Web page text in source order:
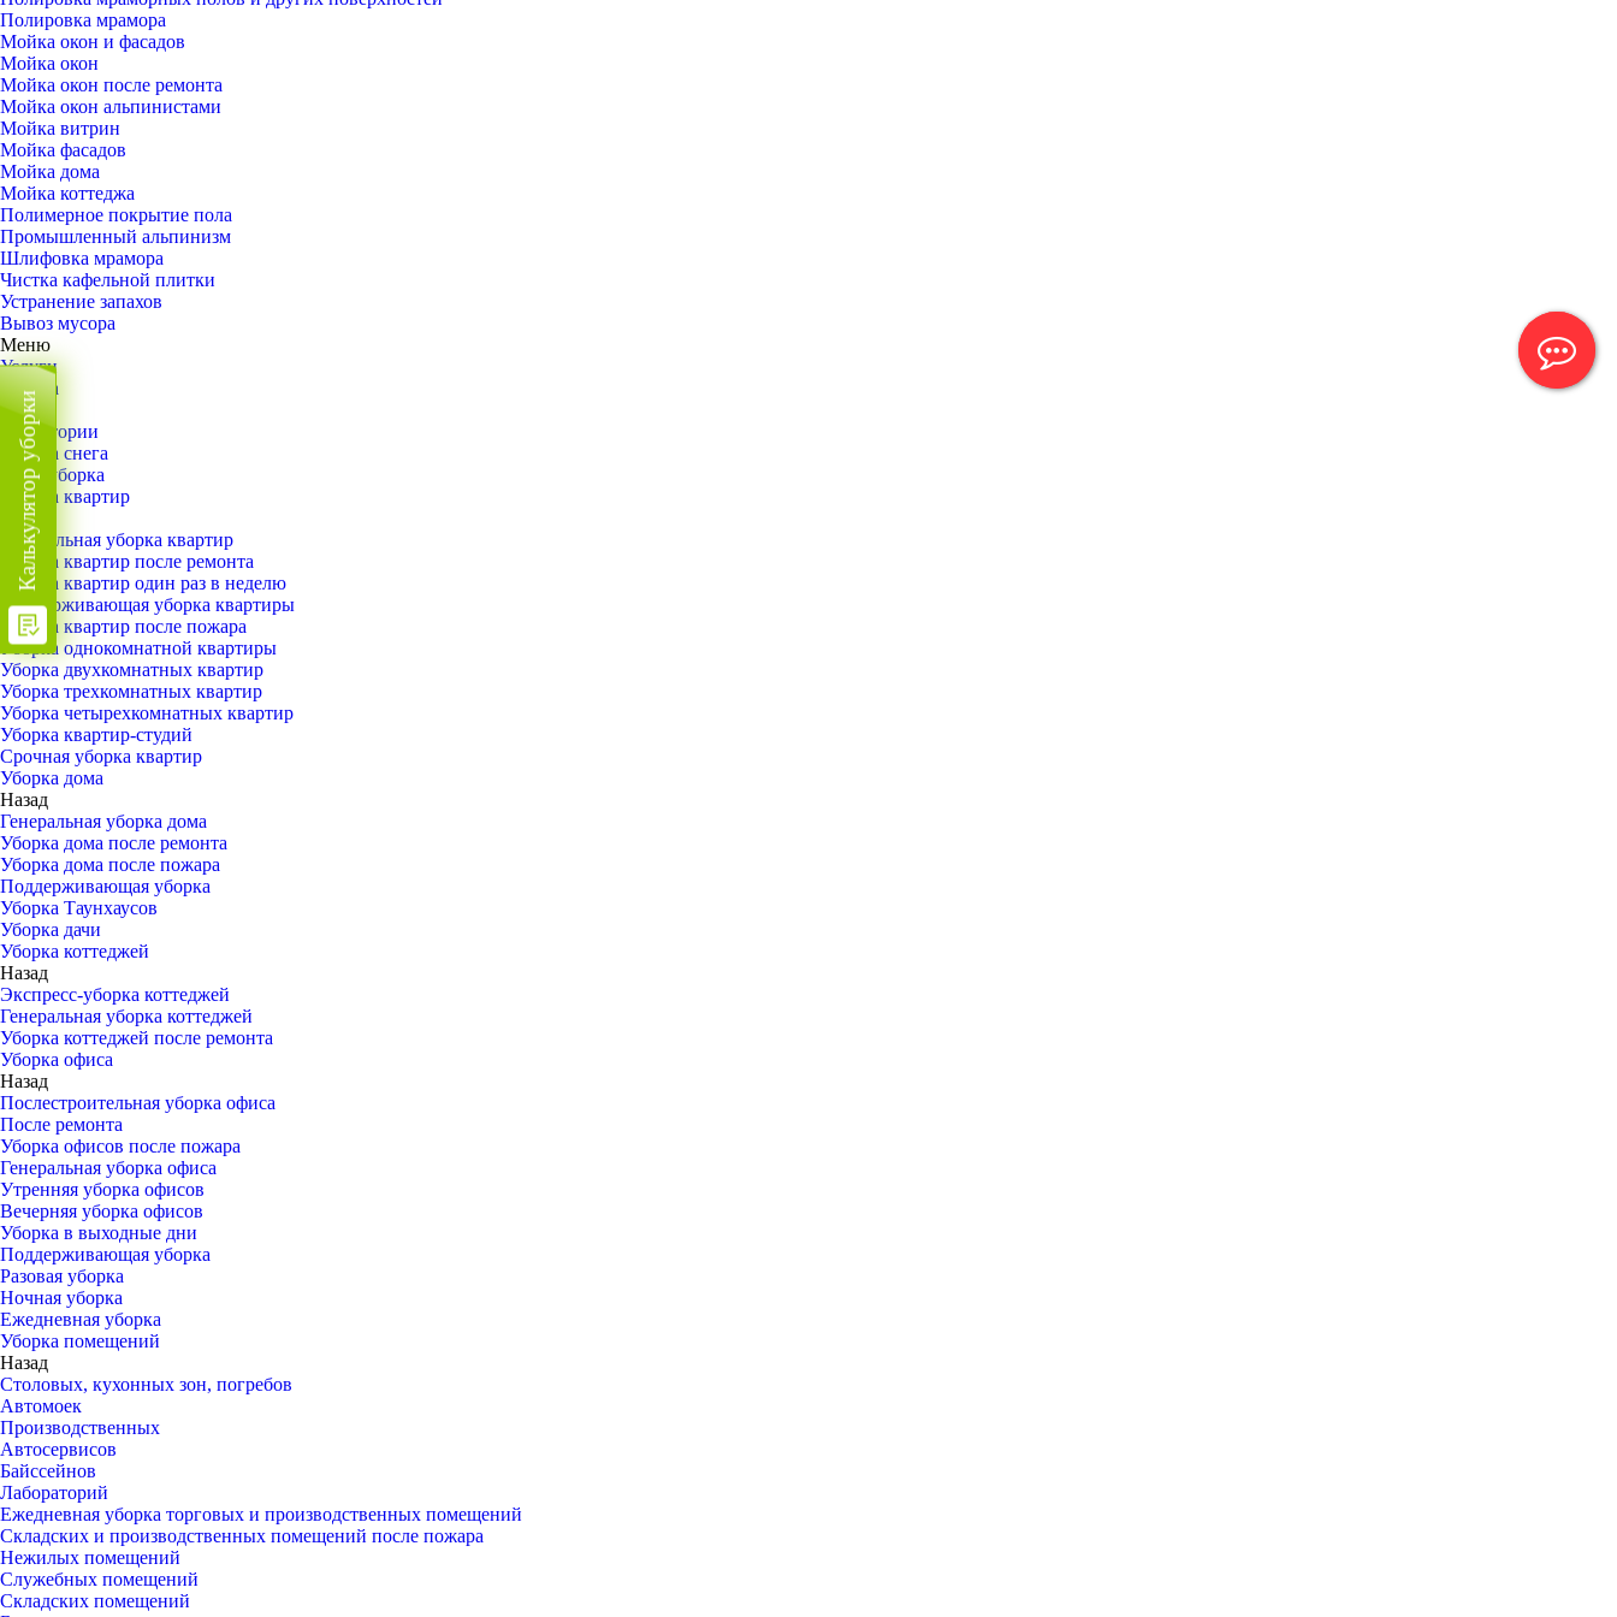
Полировка мрамора
Мойка окон и фасадов
Мойка окон
Мойка окон после ремонта
Мойка окон альпинистами
Мойка витрин
Мойка фасадов
Мойка дома
Мойка коттеджа
Полимерное покрытие пола
Промышленный альпинизм
Шлифовка мрамора
Чистка кафельной плитки
Устранение запахов
Вывоз мусора
Меню
Услуги
Уборка
Назад
Территории
Уборка снега
ВИП-уборка
Уборка квартир
Назад
Генеральная уборка квартир
Уборка квартир после ремонта
Уборка квартир один раз в неделю
Поддерживающая уборка квартиры
Уборка квартир после пожара
Уборка однокомнатной квартиры
Уборка двухкомнатных квартир
Уборка трехкомнатных квартир
Уборка четырехкомнатных квартир
Уборка квартир-студий
Срочная уборка квартир
Уборка дома
Назад
Генеральная уборка дома
Уборка дома после ремонта
Уборка дома после пожара
Поддерживающая уборка
Уборка Таунхаусов
Уборка дачи
Уборка коттеджей
Назад
Экспресс-уборка коттеджей
Генеральная уборка коттеджей
Уборка коттеджей после ремонта
Уборка офиса
Назад
Послестроительная уборка офиса
После ремонта
Уборка офисов после пожара
Генеральная уборка офиса
Утренняя уборка офисов
Вечерняя уборка офисов
Уборка в выходные дни
Поддерживающая уборка
Разовая уборка
Ночная уборка
Ежедневная уборка
Уборка помещений
Назад
Столовых, кухонных зон, погребов
Автомоек
Производственных
Автосервисов
Байссейнов
Лабораторий
Ежедневная уборка торговых и производственных помещений
Складских и производственных помещений после пожара
Нежилых помещений
Служебных помещений
Складских помещений
Калькулятор уборки